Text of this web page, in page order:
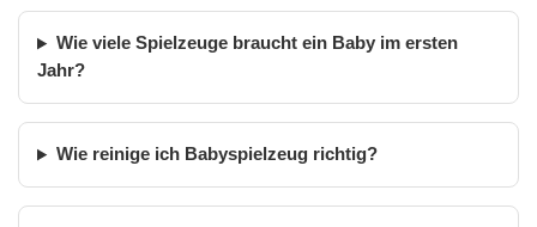
Wie viele Spielzeuge braucht ein Baby im ersten
Jahr?
Wie reinige ich Babyspielzeug richtig?